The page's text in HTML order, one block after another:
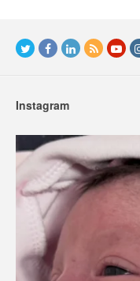
Instagram